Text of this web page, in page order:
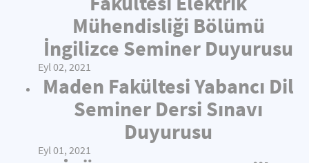
Mühendisliği Bölümü
İngilizce Seminer Duyurusu
Eyl 02, 2021
Maden Fakültesi Yabancı Dil
Seminer Dersi Sınavı
Duyurusu
Eyl 01, 2021